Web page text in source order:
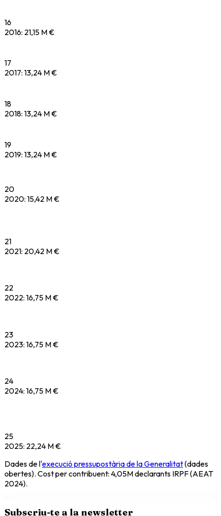
16
2016: 21,15 M €
17
2017: 13,24 M €
18
2018: 13,24 M €
19
2019: 13,24 M €
20
2020: 15,42 M €
21
2021: 20,42 M €
22
2022: 16,75 M €
23
2023: 16,75 M €
24
2024: 16,75 M €
25
2025: 22,24 M €
Dades de l'execució pressupostària de la Generalitat(dades
obertes). Cost per contribuent: 4,05M declarants IRPF (AEAT
2024).
Subscriu-te a la newsletter